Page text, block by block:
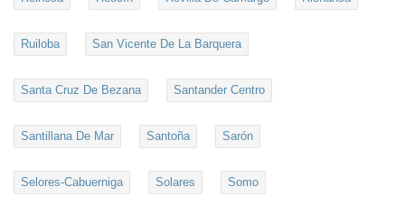
Ruiloba San Vicente De La Barquera
Santa Cruz De Bezana Santander Centro
Santillana De Mar Santoña Sarón
Selores-Cabuerniga Solares Somo